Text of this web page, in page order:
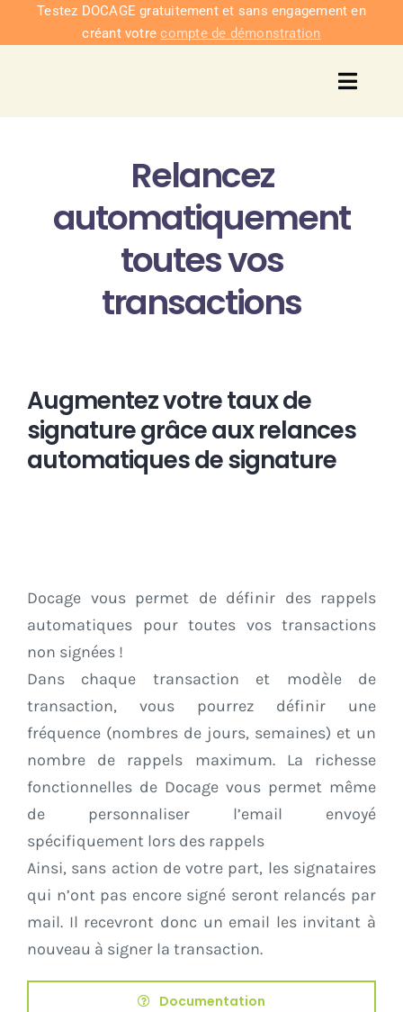
PasserTestez DOCAGE gratuitement et sans engagement en
créant votrecompte de démonstration
Relancez
automatiquement
toutes vos
transactions
Augmentez votre taux de
signature grâce aux relances
automatiques de signature
Docage vous permet de définir des rappels
automatiques pour toutes vos transactions
non signées !
Dans chaque transaction et modèle de
transaction, vous pourrez définir une
fréquence (nombres de jours, semaines) et un
nombre de rappels maximum. La richesse
fonctionnelles de Docage vous permet même
de personnaliser l’email envoyé
spécifiquement lors des rappels
Ainsi, sans action de votre part, les signataires
qui n’ont pas encore signé seront relancés par
mail. Il recevront donc un email les invitant à
nouveau à signer la transaction.
Documentation